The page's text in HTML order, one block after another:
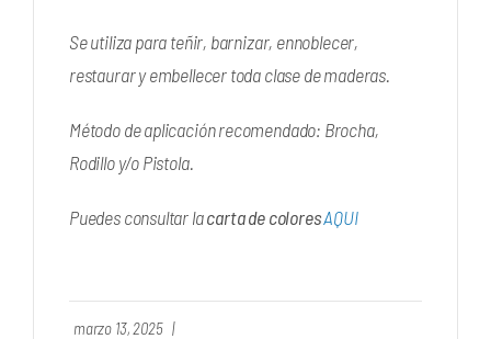
Se utiliza para teñir, barnizar, ennoblecer,
restaurar y embellecer toda clase de maderas.
Método de aplicación recomendado: Brocha,
Rodillo y/o Pistola.
Puedes consultar lacarta de coloresAQUI
marzo 13, 2025 |